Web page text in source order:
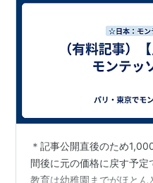
＊記事公開直後のため
間後に元の価格に戻す予定
教育は幼稚園までがほとん